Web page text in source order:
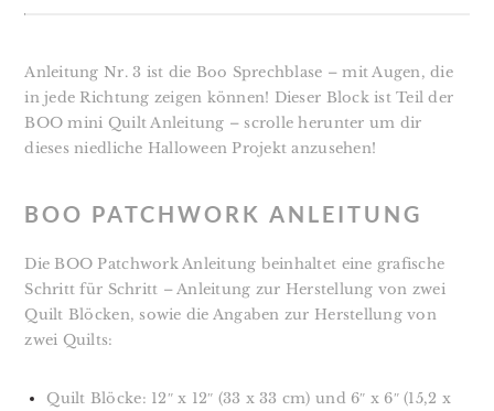
Anleitung Nr. 3 ist die Boo Sprechblase – mit Augen, die
in jede Richtung zeigen können! Dieser Block ist Teil der
BOO mini Quilt Anleitung – scrolle herunter um dir
dieses niedliche Halloween Projekt anzusehen!
BOO PATCHWORK ANLEITUNG
Die BOO Patchwork Anleitung beinhaltet eine grafische
Schritt für Schritt – Anleitung zur Herstellung von zwei
Quilt Blöcken, sowie die Angaben zur Herstellung von
zwei Quilts:
Quilt Blöcke: 12″ x 12″ (33 x 33 cm) und 6″ x 6″ (15,2 x